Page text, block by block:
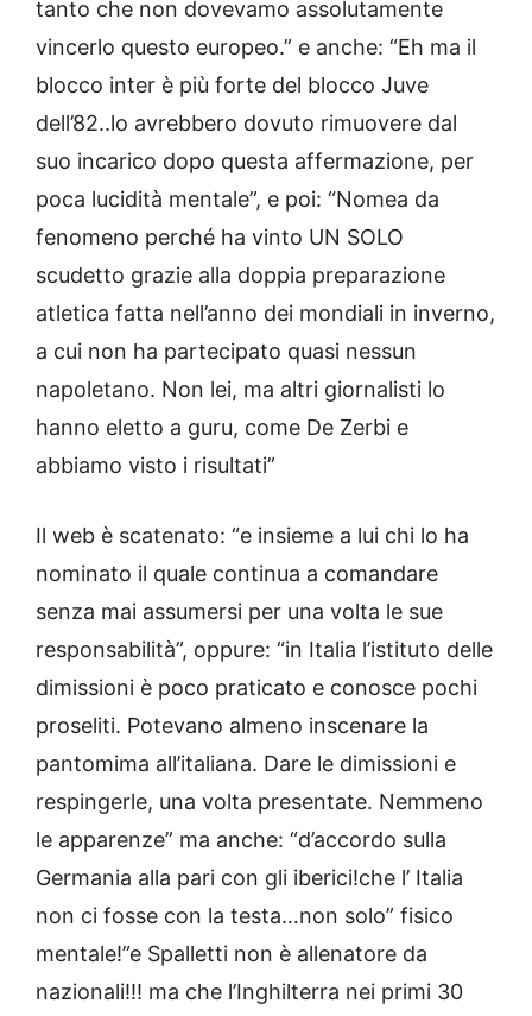
tanto che non dovevamo assolutamente
vincerlo questo europeo.” e anche: “Eh ma il
blocco inter è più forte del blocco Juve
dell’82..lo avrebbero dovuto rimuovere dal
suo incarico dopo questa affermazione, per
poca lucidità mentale”, e poi: “Nomea da
fenomeno perché ha vinto UN SOLO
scudetto grazie alla doppia preparazione
atletica fatta nell’anno dei mondiali in inverno,
a cui non ha partecipato quasi nessun
napoletano. Non lei, ma altri giornalisti lo
hanno eletto a guru, come De Zerbi e
abbiamo visto i risultati”
Il web è scatenato: “e insieme a lui chi lo ha
nominato il quale continua a comandare
senza mai assumersi per una volta le sue
responsabilità”, oppure: “in Italia l’istituto delle
dimissioni è poco praticato e conosce pochi
proseliti. Potevano almeno inscenare la
pantomima all’italiana. Dare le dimissioni e
respingerle, una volta presentate. Nemmeno
le apparenze” ma anche: “d’accordo sulla
Germania alla pari con gli iberici!che l’ Italia
non ci fosse con la testa…non solo” fisico
mentale!”e Spalletti non è allenatore da
nazionali!!! ma che l’Inghilterra nei primi 30